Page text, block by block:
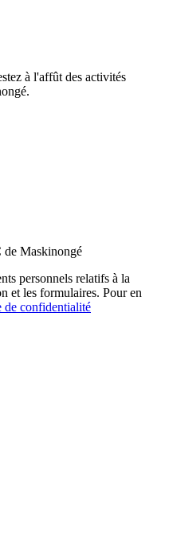
à l'affût des activités
Maskinongé
personnels relatifs à la
et les formulaires. Pour en
de confidentialité